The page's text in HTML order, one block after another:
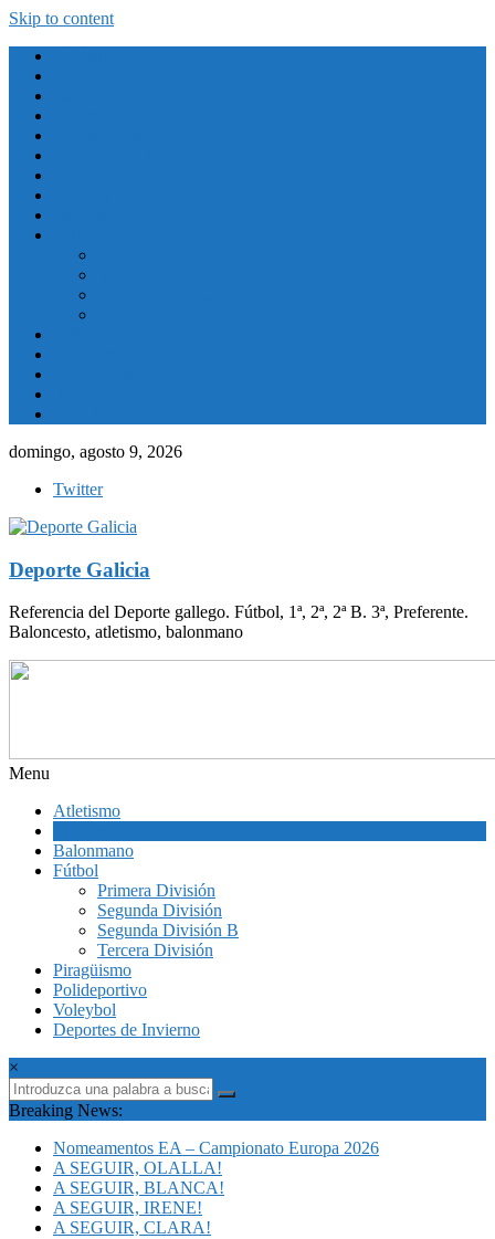
Skip to content
domingo, agosto 9, 2026
Twitter
Deporte Galicia
Referencia del Deporte gallego. Fútbol, 1ª, 2ª, 2ª B. 3ª, Preferente.
Baloncesto, atletismo, balonmano
Menu
Atletismo
Balonmano
Fútbol
Primera División
Segunda División
Segunda División B
Tercera División
Piragüismo
Polideportivo
Voleybol
Deportes de Invierno
×
Breaking News:
Nomeamentos EA – Campionato Europa 2026
A SEGUIR, OLALLA!
A SEGUIR, BLANCA!
A SEGUIR, IRENE!
A SEGUIR, CLARA!